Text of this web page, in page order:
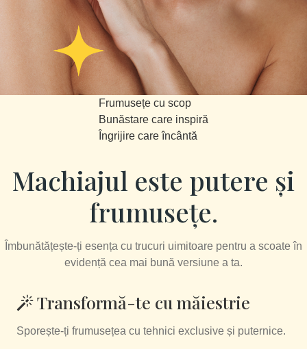
Frumusețe cu scop
Bunăstare care inspiră
Îngrijire care încântă
Machiajul este putere și
frumusețe.
Îmbunătățește-ți esența cu trucuri uimitoare pentru a scoate în
evidență cea mai bună versiune a ta.
Transformă-te cu măiestrie
Sporește-ți frumusețea cu tehnici exclusive și puternice.